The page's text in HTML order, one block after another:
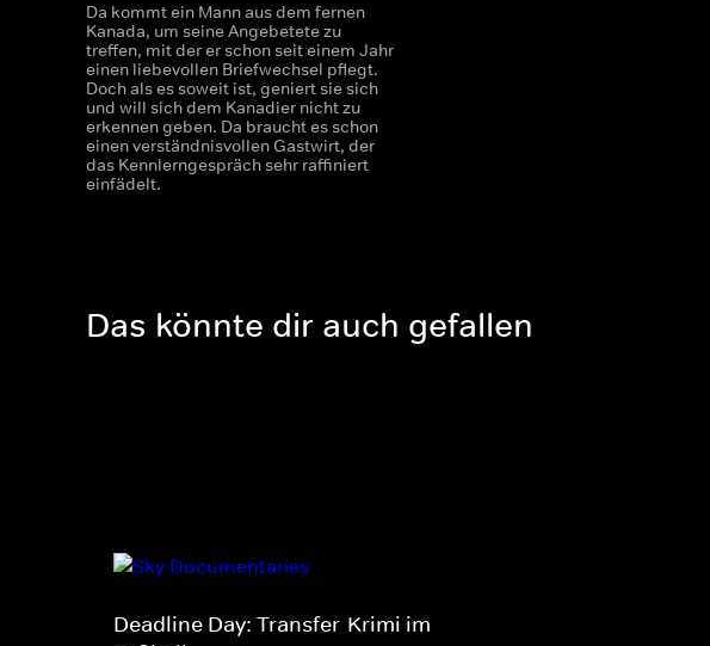
Da kommt ein Mann aus dem fernen
Kanada, um seine Angebetete zu
treffen, mit der er schon seit einem Jahr
einen liebevollen Briefwechsel pflegt.
Doch als es soweit ist, geniert sie sich
und will sich dem Kanadier nicht zu
erkennen geben. Da braucht es schon
einen verständnisvollen Gastwirt, der
das Kennlerngespräch sehr raffiniert
einfädelt.
Das könnte dir auch gefallen
Deadline Day: Transfer-Krimi im